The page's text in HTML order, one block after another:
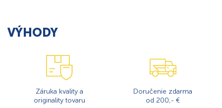
VÝHODY
Záruka kvality a
originality tovaru
Doručenie zdarma
od 200,- €